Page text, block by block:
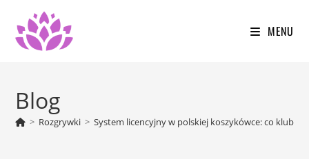
content
MENU
Blog
> Rozgrywki > System licencyjny w polskiej koszykówce: co klub